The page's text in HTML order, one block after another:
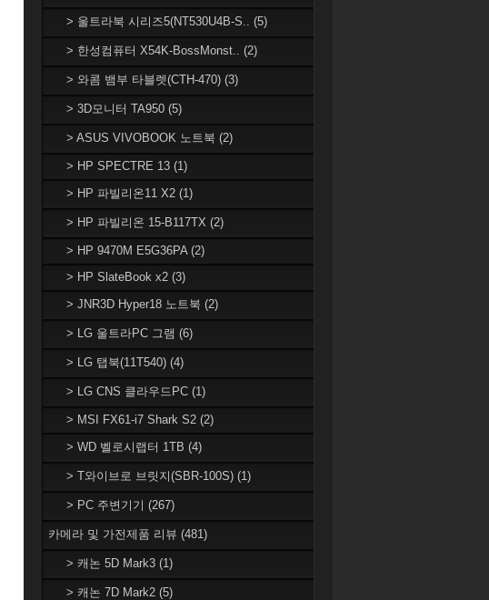
> 울트라북 시리즈5(NT530U4B-S.. (5)
> 한성컴퓨터 X54K-BossMonst.. (2)
> 와콤 뱀부 타블렛(CTH-470) (3)
> 3D모니터 TA950 (5)
> ASUS VIVOBOOK 노트북 (2)
> HP SPECTRE 13 (1)
> HP 파빌리온11 X2 (1)
> HP 파빌리온 15-B117TX (2)
> HP 9470M E5G36PA (2)
> HP SlateBook x2 (3)
> JNR3D Hyper18 노트북 (2)
> LG 울트라PC 그램 (6)
> LG 탭북(11T540) (4)
> LG CNS 클라우드PC (1)
> MSI FX61-i7 Shark S2 (2)
> WD 벨로시랩터 1TB (4)
> T와이브로 브릿지(SBR-100S) (1)
> PC 주변기기 (267)
카메라 및 가전제품 리뷰 (481)
> 캐논 5D Mark3 (1)
> 캐논 7D Mark2 (5)